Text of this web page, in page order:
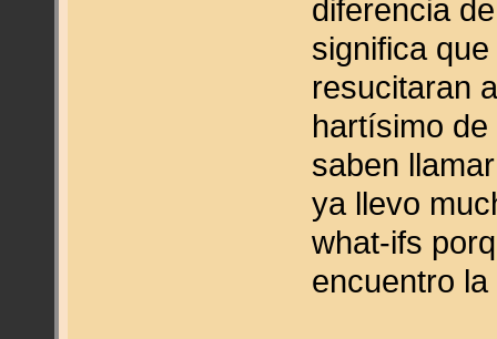
diferencia
significa
resucitaran
hartísimo
saben
ya llevo
what-ifs
encuentro